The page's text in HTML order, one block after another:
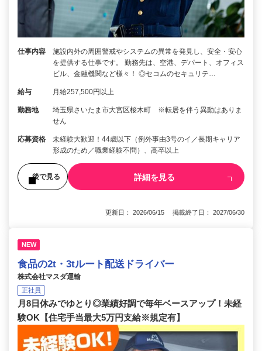
仕事内容
施設内外の周囲警戒やシステムの異常を発見し、安全・安心
を提供する仕事です。 勤務先は、空港、デパート、オフィス
ビル、金融機関など様々！ ◎セコムのセキュリテ…
給与 月給257,500円以上
勤務地
埼玉県さいたま市大宮区桜木町 ※転居を伴う異動はありま
せん
応募資格
未経験大歓迎！44歳以下（例外事由3号のイ／長期キャリア
形成のため／職業経験不問）、高卒以上
後で見る 詳細を見る
更新日： 2026/06/15 掲載終了日： 2027/06/30
NEW
食品の2t・3tルート配送ドライバー
株式会社マスダ運輸
正社員
月8日休みでゆとり◎業績好調で毎年ベースアップ！未経
験OK【住宅手当最大5万円支給※規定有】